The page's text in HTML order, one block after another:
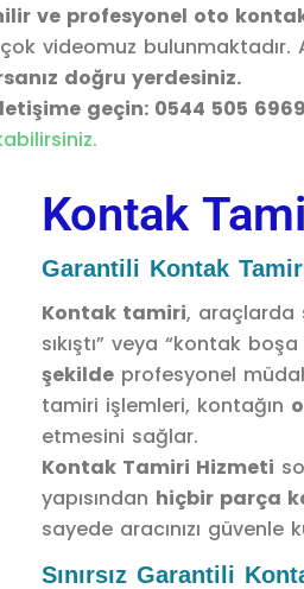
ve profesyonel oto
videomuz bulunmaktadır.
doğru yerdesiniz.
geçin: 0544 505 6969
Kontak
Garantili Kontak
Kontak tamiri, araçlarda
sıkıştı” veya “kontak
şekilde profesyonel
tamiri işlemleri, kontağın
etmesini sağlar.
Kontak Tamiri Hizmeti
yapısından hiçbir parça
sayede aracınızı
Sınırsız Garantili